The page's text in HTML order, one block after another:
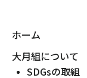
ホーム
大月組について
SDGsの取組